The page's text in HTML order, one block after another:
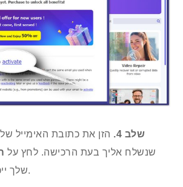
שלב 4.
הזן את כתובת האימייל
שנשלח אליך בעת הרכישה. לחץ על
ה‑VIP שלך ייכנסו לתוקף.